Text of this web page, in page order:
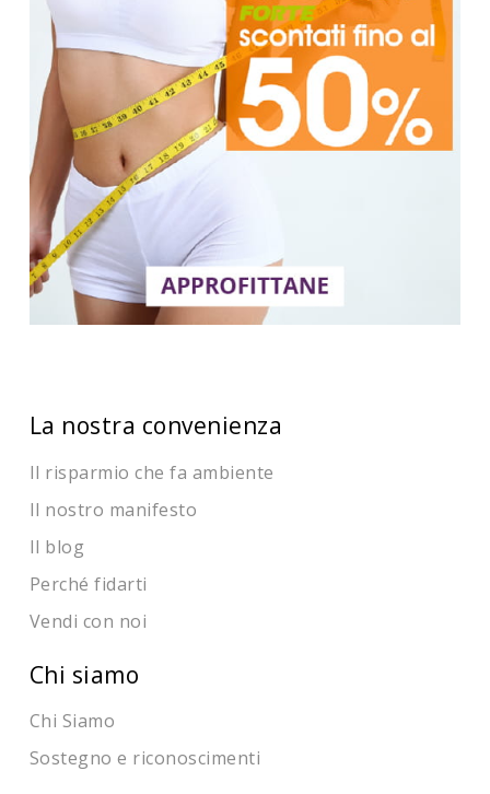
La nostra convenienza
Il risparmio che fa ambiente
Il nostro manifesto
Il blog
Perché fidarti
Vendi con noi
Chi siamo
Chi Siamo
Sostegno e riconoscimenti